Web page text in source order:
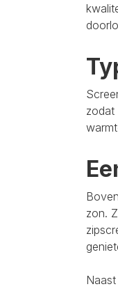
zodat
zon.